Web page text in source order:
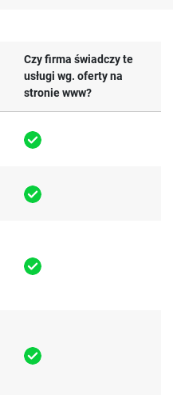
Czy firma świadczy te
usługi wg. oferty na
stronie www?